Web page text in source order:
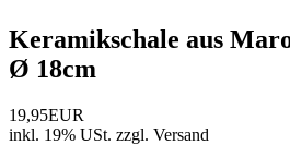
Keramikschale aus
Ø 18cm
19,95EUR
inkl. 19% USt. zzgl. Versand